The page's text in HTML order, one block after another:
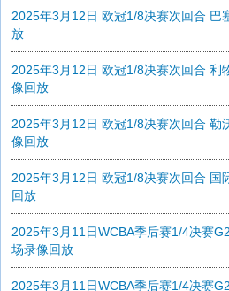
2025年3月12日 欧冠1/8决赛次回合 巴
放
2025年3月12日 欧冠1/8决赛次回合 利
像回放
2025年3月12日 欧冠1/8决赛次回合 勒
像回放
2025年3月12日 欧冠1/8决赛次回合 国
回放
2025年3月11日WCBA季后赛1/4决赛
场录像回放
2025年3月11日WCBA季后赛1/4决赛